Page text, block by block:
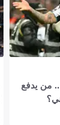
من يدفع